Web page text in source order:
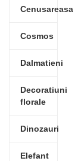
Cenusareasa
Cosmos
Dalmatieni
Decoratiuni
florale
Dinozauri
Elefant